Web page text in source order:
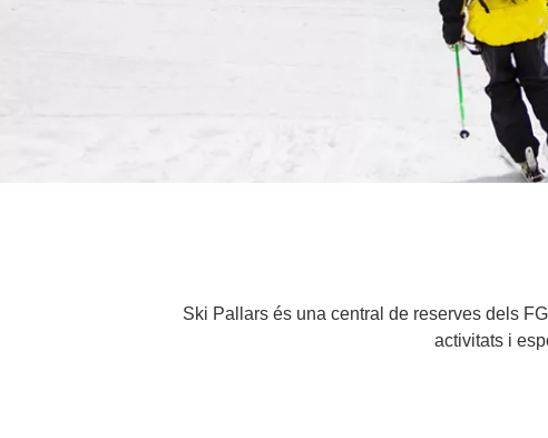
Ski Pallars és una central de reserves dels
activitats i